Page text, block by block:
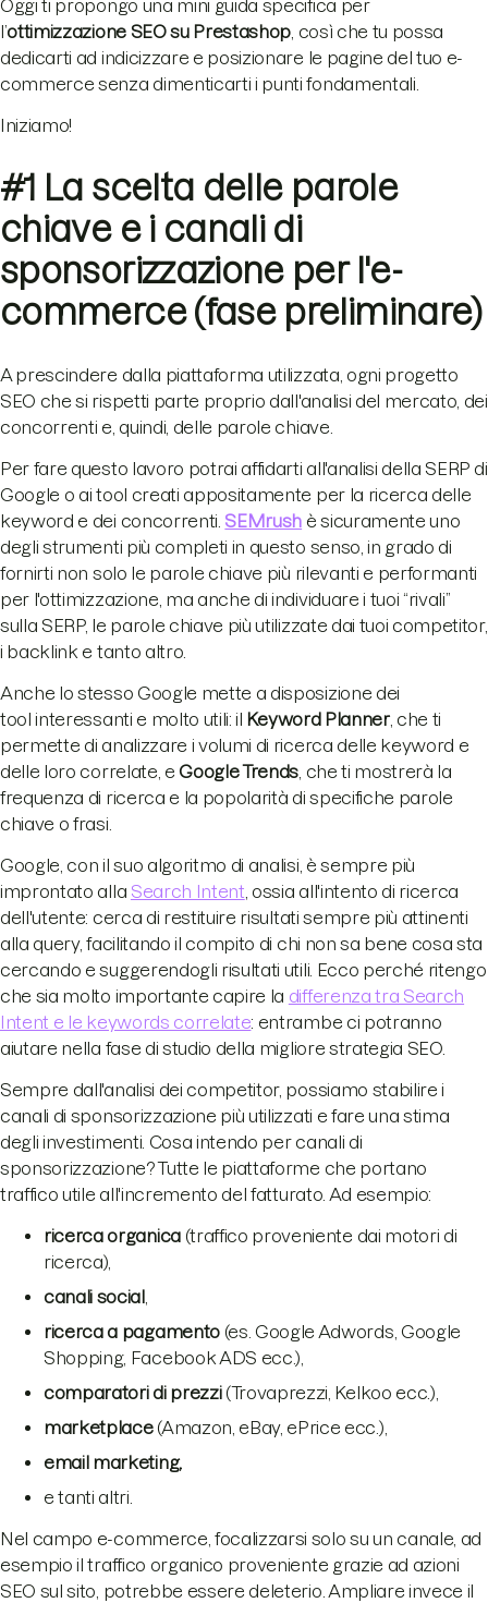
Oggi ti propongo una mini guida specifica per
l’ottimizzazione SEO su Prestashop , così che tu possa
dedicarti ad indicizzare e posizionare le pagine del tuo e-
commerce senza dimenticarti i punti fondamentali.
Iniziamo!
#1 La scelta delle parole
chiave e i canali di
sponsorizzazione per l'e-
commerce (fase preliminare)
A prescindere dalla piattaforma utilizzata, ogni progetto
SEO che si rispetti parte proprio dall'analisi del mercato, dei
concorrenti e, quindi, delle parole chiave.
Per fare questo lavoro potrai affidarti all'analisi della SERP di
Google o ai tool creati appositamente per la ricerca delle
keyword e dei concorrenti. SEMrush è sicuramente uno
degli strumenti più completi in questo senso, in grado di
fornirti non solo le parole chiave più rilevanti e performanti
per l'ottimizzazione, ma anche di individuare i tuoi “rivali”
sulla SERP, le parole chiave più utilizzate dai tuoi competitor,
i backlink e tanto altro.
Anche lo stesso Google mette a disposizione dei
tool interessanti e molto utili: il Keyword Planner, che ti
permette di analizzare i volumi di ricerca delle keyword e
delle loro correlate, eGoogle Trends , che ti mostrerà la
frequenza di ricerca e la popolarità di specifiche parole
chiave o frasi.
Google, con il suo algoritmo di analisi, è sempre più
improntato alla Search Intent , ossia all'intento di ricerca
dell'utente: cerca di restituire risultati sempre più attinenti
alla query, facilitando il compito di chi non sa bene cosa sta
cercando e suggerendogli risultati utili. Ecco perché ritengo
che sia molto importante capire la differenza tra Search
Intent e le keywords correlate: entrambe ci potranno
aiutare nella fase di studio della migliore strategia SEO.
Sempre dall'analisi dei competitor, possiamo stabilire i
canali di sponsorizzazione più utilizzati e fare una stima
degli investimenti. Cosa intendo per canali di
sponsorizzazione? Tutte le piattaforme che portano
traffico utile all'incremento del fatturato. Ad esempio:
ricerca organica(traffico proveniente dai motori di
ricerca),
canali social,
ricerca a pagamento(es. Google Adwords, Google
Shopping, Facebook ADS ecc.),
comparatori di prezzi(Trovaprezzi, Kelkoo ecc.),
marketplace (Amazon, eBay, ePrice ecc.),
email marketing,
e tanti altri.
Nel campo e-commerce, focalizzarsi solo su un canale, ad
esempio il traffico organico proveniente grazie ad azioni
SEO sul sito, potrebbe essere deleterio. Ampliare invece il